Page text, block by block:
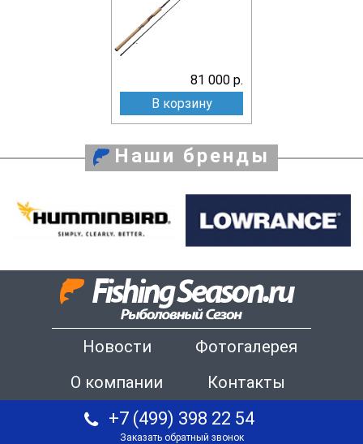
81 000 р.
В корзину
Наши бренды
Новости
Фотогалерея
О компании
Контакты
+7 (499) 398 22 54
Заказать обратный звонок